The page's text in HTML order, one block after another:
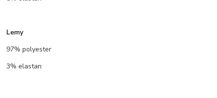
Lemy
97% polyester
3% elastan